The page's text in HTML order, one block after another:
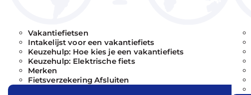
Vakantiefietsen
Intakelijst voor een vakantiefiets
Keuzehulp: Hoe kies je een vakantiefiets
Keuzehulp: Elektrische fiets
Merken
Fietsverzekering Afsluiten